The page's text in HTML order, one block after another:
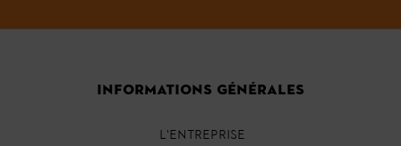
INFORMATIONS GÉNÉRALES
L'ENTREPRISE